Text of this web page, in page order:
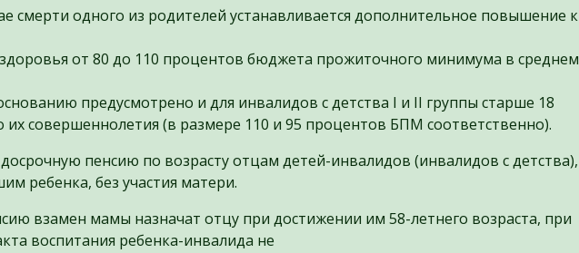
смерти одного из родителей устанавливается дополнительное повышение к
здоровья от 80 до 110 процентов бюджета прожиточного минимума в среднем
предусмотрено и для инвалидов с детства I и II группы старше 18
их совершеннолетия (в размере 110 и 95 процентов БПМ соответственно).
пенсию по возрасту отцам детей-инвалидов (инвалидов с детства),
ребенка, без участия матери.
взамен мамы назначат отцу при достижении им 58-летнего возраста, при
воспитания ребенка-инвалида не